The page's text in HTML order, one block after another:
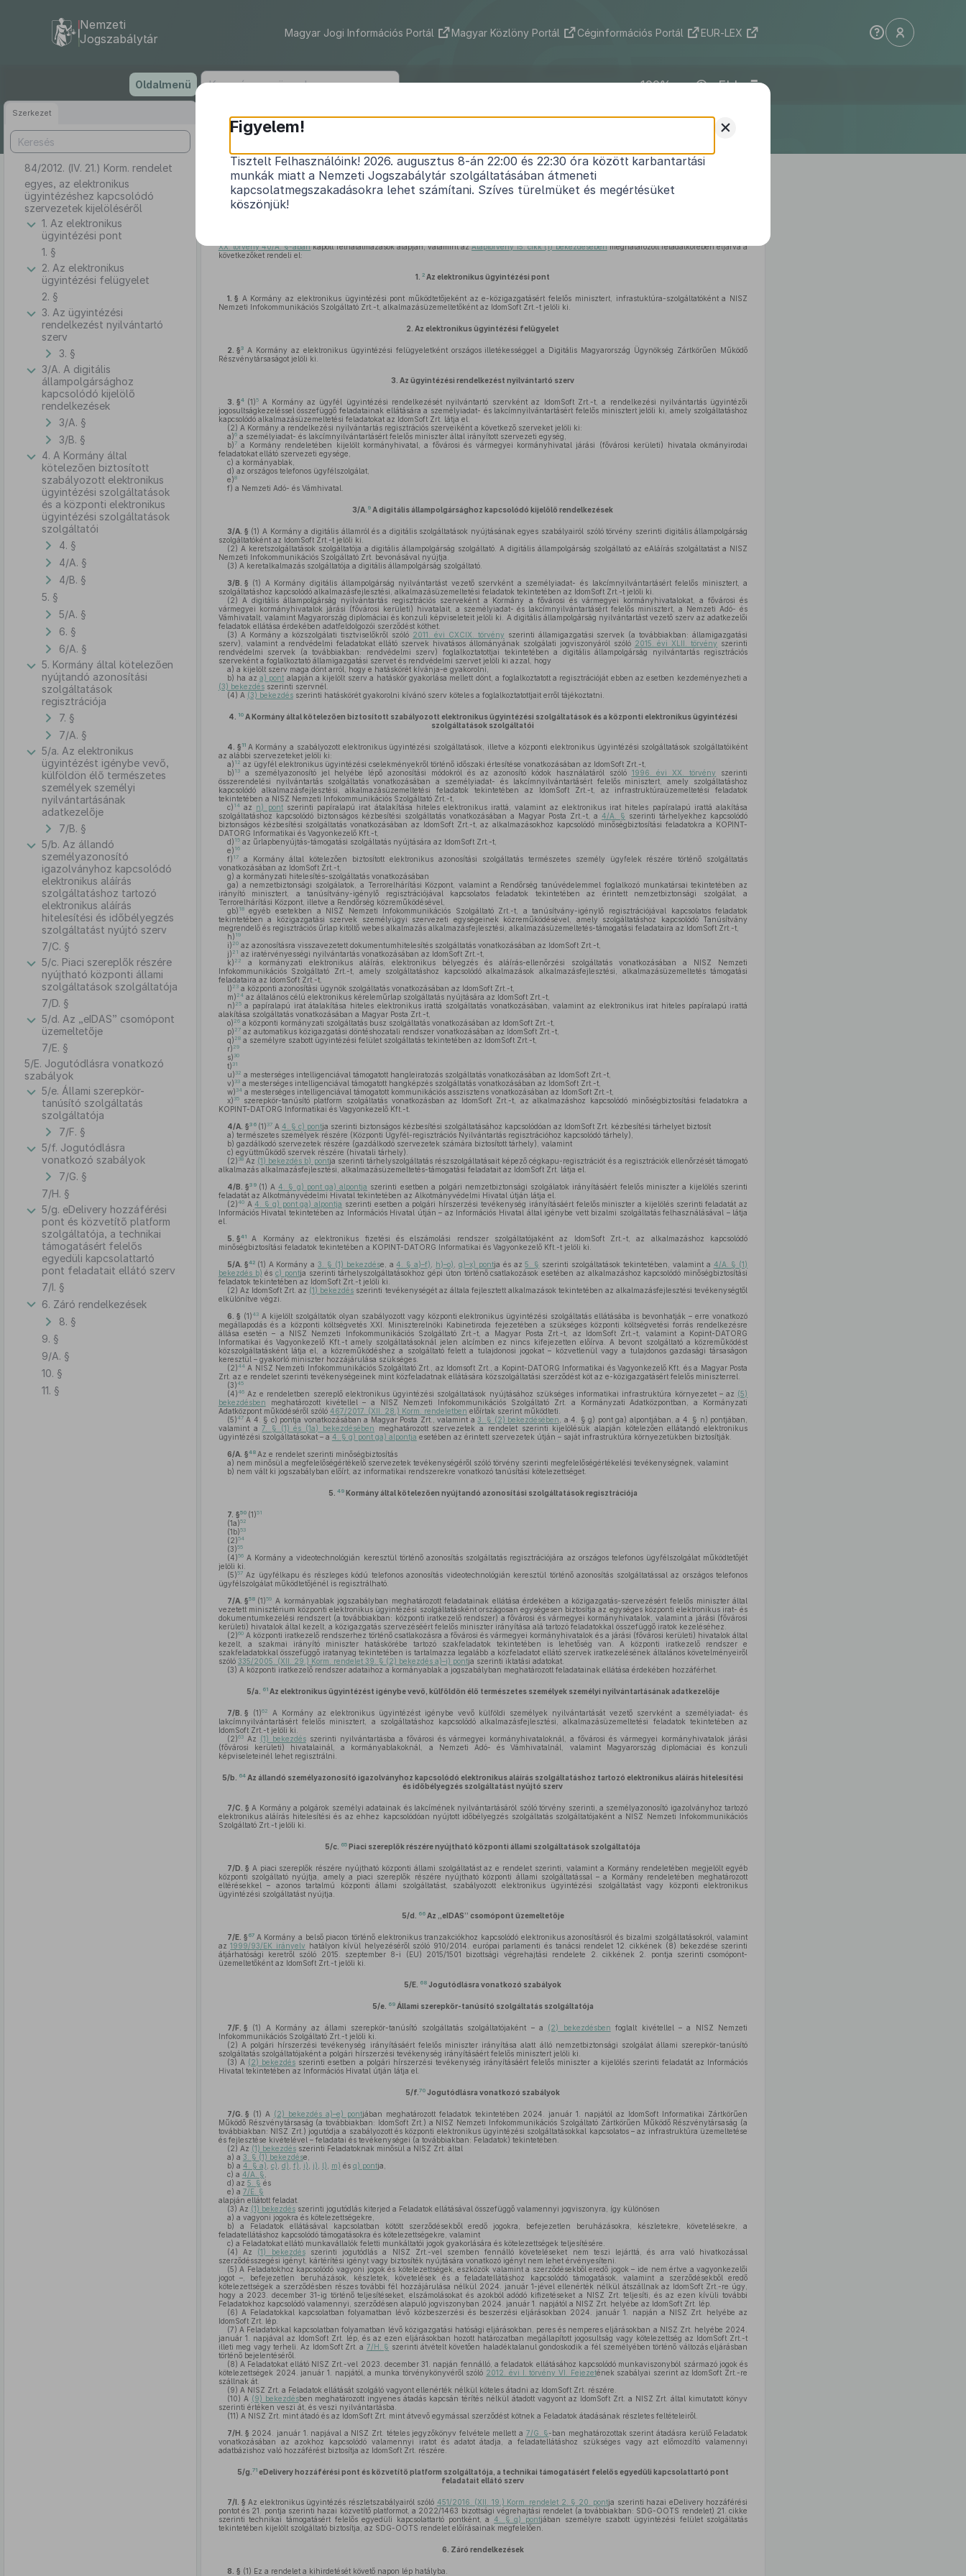
tartalomra
Nemzeti
Jogszabálytár
Magyar Jogi Információs Portál Magyar Közlöny Portál Céginformációs Portál EUR-LEX
Oldalmenü ELI
Szerkezet
84/2012. (IV. 21.) Korm. rendelet
egyes, az elektronikus
ügyintézéshez kapcsolódó
szervezetek kijelöléséről
1. Az elektronikus
ügyintézési pont
1. §
2. Az elektronikus
ügyintézési felügyelet
2. §
3. Az ügyintézési
rendelkezést nyilvántartó
szerv
3. §
3/A. A digitális
állampolgársághoz
kapcsolódó kijelölő
rendelkezések
3/A. §
3/B. §
4. A Kormány által
kötelezően biztosított
szabályozott elektronikus
ügyintézési szolgáltatások
és a központi elektronikus
ügyintézési szolgáltatások
szolgáltatói
4. §
4/A. §
4/B. §
5. §
5/A. §
6. §
6/A. §
5. Kormány által kötelezően
nyújtandó azonosítási
szolgáltatások
regisztrációja
7. §
7/A. §
5/a. Az elektronikus
ügyintézést igénybe vevő,
külföldön élő természetes
személyek személyi
nyilvántartásának
adatkezelője
7/B. §
5/b. Az állandó
személyazonosító
igazolványhoz kapcsolódó
elektronikus aláírás
szolgáltatáshoz tartozó
elektronikus aláírás
hitelesítési és időbélyegzés
szolgáltatást nyújtó szerv
7/C. §
5/c. Piaci szereplők részére
nyújtható központi állami
szolgáltatások szolgáltatója
7/D. §
5/d. Az „eIDAS” csomópont
üzemeltetője
7/E. §
5/E. Jogutódlásra vonatkozó
szabályok
5/e. Állami szerepkör-
tanúsító szolgáltatás
szolgáltatója
7/F. §
5/f. Jogutódlásra
vonatkozó szabályok
7/G. §
7/H. §
5/g. eDelivery hozzáférési
pont és közvetítő platform
szolgáltatója, a technikai
támogatásért felelős
egyedüli kapcsolattartó
pont feladatait ellátó szerv
7/I. §
6. Záró rendelkezések
8. §
9. §
9/A. §
10. §
11. §
84/2012. (IV. 21.) Korm. rendelet
egyes, az elektronikus ügyintézéshez kapcsolódó szervezetek kijelöléséről
Hatályos: 2024. 07. 01. – 2024. 11. 06.
XX. törvény 40/A. §-ábankapott felhatalmazások alapján, valamint azAlaptörvény 15. cikk (1) bekezdésébenmeghatározott feladatkörében eljárva a
következőket rendeli el:
1. 2 Az elektronikus ügyintézési pont
1. § A Kormány az elektronikus ügyintézési pont működtetőjeként az e-közigazgatásért felelős minisztert, infrastuktúra-szolgáltatóként a NISZ
Nemzeti Infokommunikációs Szolgáltató Zrt.-t, alkalmazásüzemeltetőként az IdomSoft Zrt.-t jelöli ki.
2. Az elektronikus ügyintézési felügyelet
2. §3 A Kormány az elektronikus ügyintézési felügyeletként országos illetékességgel a Digitális Magyarország Ügynökség Zártkörűen Működő
Részvénytársaságot jelöli ki.
3. Az ügyintézési rendelkezést nyilvántartó szerv
3. §4 (1)5 A Kormány az ügyfél ügyintézési rendelkezését nyilvántartó szervként az IdomSoft Zrt.-t, a rendelkezési nyilvántartás ügyintézői
jogosultságkezeléssel összefüggő feladatainak ellátására a személyiadat- és lakcímnyilvántartásért felelős minisztert jelöli ki, amely szolgáltatáshoz
kapcsolódó alkalmazásüzemeltetési feladatokat az IdomSoft Zrt. látja el.
(2) A Kormány a rendelkezési nyilvántartás regisztrációs szerveiként a következő szerveket jelöli ki:
a)6a személyiadat- és lakcímnyilvántartásért felelős miniszter által irányított szervezeti egység,
b)7a Kormány rendeletében kijelölt kormányhivatal, a fővárosi és vármegyei kormányhivatal járási (fővárosi kerületi) hivatala okmányirodai
feladatokat ellátó szervezeti egysége,
c) a kormányablak,
d) az országos telefonos ügyfélszolgálat,
e)8
f) a Nemzeti Adó- és Vámhivatal.
3/A. 9 A digitális állampolgársághoz kapcsolódó kijelölő rendelkezések
3/A. § (1) A Kormány a digitális államról és a digitális szolgáltatások nyújtásának egyes szabályairól szóló törvény szerinti digitális állampolgárság
szolgáltatóként az IdomSoft Zrt.-t jelöli ki.
(2) A keretszolgáltatások szolgáltatója a digitális állampolgárság szolgáltató. A digitális állampolgárság szolgáltató az eAláírás szolgáltatást a NISZ
Nemzeti Infokommunikációs Szolgáltató Zrt. bevonásával nyújtja.
(3) A keretalkalmazás szolgáltatója a digitális állampolgárság szolgáltató.
3/B. § (1) A Kormány digitális állampolgárság nyilvántartást vezető szervként a személyiadat- és lakcímnyilvántartásért felelős minisztert, a
szolgáltatáshoz kapcsolódó alkalmazásfejlesztési, alkalmazásüzemeltetési feladatok tekintetében az IdomSoft Zrt.-t jelöli ki.
(2) A digitális állampolgárság nyilvántartás regisztrációs szerveként a Kormány a fővárosi és vármegyei kormányhivatalokat, a fővárosi és
vármegyei kormányhivatalok járási (fővárosi kerületi) hivatalait, a személyiadat- és lakcímnyilvántartásért felelős minisztert, a Nemzeti Adó- és
Vámhivatalt, valamint Magyarország diplomáciai és konzuli képviseleteit jelöli ki. A digitális állampolgárság nyilvántartást vezető szerv az adatkezelői
feladatok ellátása érdekében adatfeldolgozói szerződést köthet.
(3) A Kormány a közszolgálati tisztviselőkről szóló 2011. évi CXCIX. törvény szerinti államigazgatási szervek (a továbbiakban: államigazgatási
szerv), valamint a rendvédelmi feladatokat ellátó szervek hivatásos állományának szolgálati jogviszonyáról szóló 2015. évi XLII. törvény szerinti
rendvédelmi szervek (a továbbiakban: rendvédelmi szerv) foglalkoztatottjai tekintetében a digitális állampolgárság nyilvántartás regisztrációs
szerveként a foglalkoztató államigazgatási szervet és rendvédelmi szervet jelöli ki azzal, hogy
a) a kijelölt szerv maga dönt arról, hogy e hatáskörét kívánja-e gyakorolni,
b) ha az a) pont alapján a kijelölt szerv a hatáskör gyakorlása mellett dönt, a foglalkoztatott a regisztrációját ebben az esetben kezdeményezheti a
(3) bekezdésszerinti szervnél.
(4) A (3) bekezdésszerinti hatáskörét gyakorolni kívánó szerv köteles a foglalkoztatottjait erről tájékoztatni.
4. 10A Kormány által kötelezően biztosított szabályozott elektronikus ügyintézési szolgáltatások és a központi elektronikus ügyintézési
szolgáltatások szolgáltatói
4. § 11 A Kormány a szabályozott elektronikus ügyintézési szolgáltatások, illetve a központi elektronikus ügyintézési szolgáltatások szolgáltatóiként
az alábbi szervezeteket jelöli ki:
a) 12 az ügyfél elektronikus ügyintézési cselekményekről történő időszaki értesítése vonatkozásában az IdomSoft Zrt.-t,
b) 13a személyazonosító jel helyébe lépő azonosítási módokról és az azonosító kódok használatáról szóló 1996. évi XX. törvény
szerinti
összerendelési nyilvántartás szolgáltatás vonatkozásában a személyiadat- és lakcímnyilvántartásért felelős minisztert, amely szolgáltatáshoz
kapcsolódó alkalmazásfejlesztési, alkalmazásüzemeltetési feladatok tekintetében az IdomSoft Zrt.-t, az infrastruktúraüzemeltetési feladatok
tekintetében a NISZ Nemzeti Infokommunikációs Szolgáltató Zrt.-t,
c) 14az n) pontszerinti papíralapú irat átalakítása hiteles elektronikus irattá, valamint az elektronikus irat hiteles papíralapú irattá alakítása
szolgáltatáshoz kapcsolódó biztonságos kézbesítési szolgáltatás vonatkozásában a Magyar Posta Zrt.-t, a4/A. § szerinti tárhelyekhez kapcsolódó
biztonságos kézbesítési szolgáltatás vonatkozásában az IdomSoft Zrt.-t, az alkalmazásokhoz kapcsolódó minőségbiztosítási feladatokra a KOPINT-
DATORG Informatikai és Vagyonkezelő Kft.-t,
d) 15az űrlapbenyújtás-támogatási szolgáltatás nyújtására az IdomSoft Zrt.-t,
e) 16
f) 17a Kormány által kötelezően biztosított elektronikus azonosítási szolgáltatás természetes személy ügyfelek részére történő szolgáltatás
vonatkozásában az IdomSoft Zrt.-t,
g) a kormányzati hitelesítés-szolgáltatás vonatkozásában
ga) a nemzetbiztonsági szolgálatok, a Terrorelhárítási Központ, valamint a Rendőrség tanúvédelemmel foglalkozó munkatársai tekintetében az
irányító minisztert, a tanúsítvány-igénylő regisztrációjával kapcsolatos feladatok tekintetében az érintett nemzetbiztonsági szolgálat, a
Terrorelhárítási Központ, illetve a Rendőrség közreműködésével,
gb) 18egyéb esetekben a NISZ Nemzeti Infokommunikációs Szolgáltató Zrt.-t, a tanúsítvány-igénylő regisztrációjával kapcsolatos feladatok
tekintetében a közigazgatási szervek személyügyi szervezeti egységeinek közreműködésével, amely szolgáltatáshoz kapcsolódó Tanúsítvány
megrendelő és regisztrációs űrlap kitöltő webes alkalmazás alkalmazásfejlesztési, alkalmazásüzemeltetés-támogatási feladataira az IdomSoft Zrt.-t,
h) 19
i) 20az azonosításra visszavezetett dokumentumhitelesítés szolgáltatás vonatkozásában az IdomSoft Zrt.-t,
j) 21 az iratérvényességi nyilvántartás vonatkozásában az IdomSoft Zrt.-t,
k) 22
a kormányzati elektronikus aláírás, elektronikus bélyegzés és aláírás-ellenőrzési szolgáltatás vonatkozásában a NISZ Nemzeti
Infokommunikációs Szolgáltató Zrt.-t, amely szolgáltatáshoz kapcsolódó alkalmazások alkalmazásfejlesztési, alkalmazásüzemeltetés támogatási
feladataira az IdomSoft Zrt.-t,
l) 23a központi azonosítási ügynök szolgáltatás vonatkozásában az IdomSoft Zrt.-t,
m) 24az általános célú elektronikus kéreleműrlap szolgáltatás nyújtására az IdomSoft Zrt.-t,
n) 25a papíralapú irat átalakítása hiteles elektronikus irattá szolgáltatás vonatkozásában, valamint az elektronikus irat hiteles papíralapú irattá
alakítása szolgáltatás vonatkozásában a Magyar Posta Zrt.-t,
o) 26a központi kormányzati szolgáltatás busz szolgáltatás vonatkozásában az IdomSoft Zrt.-t,
p) 27az automatikus közigazgatási döntéshozatali rendszer vonatkozásában az IdomSoft Zrt.-t,
q) 28a személyre szabott ügyintézési felület szolgáltatás tekintetében az IdomSoft Zrt.-t,
r) 29
s) 30
t) 31
u) 32 a mesterséges intelligenciával támogatott hangleiratozás szolgáltatás vonatkozásában az IdomSoft Zrt.-t,
v) 33a mesterséges intelligenciával támogatott hangképzés szolgáltatás vonatkozásában az IdomSoft Zrt.-t,
w) 34a mesterséges intelligenciával támogatott kommunikációs asszisztens vonatkozásában az IdomSoft Zrt.-t,
x) 35szerepkör-tanúsító platform szolgáltatás vonatkozásban az IdomSoft Zrt.-t, az alkalmazáshoz kapcsolódó minőségbiztosítási feladatokra a
KOPINT-DATORG Informatikai és Vagyonkezelő Kft.-t.
4/A. §36 (1) 37A 4. § c) pontja szerinti biztonságos kézbesítési szolgáltatásához kapcsolódóan az IdomSoft Zrt. kézbesítési tárhelyet biztosít
a) természetes személyek részére (Központi Ügyfél-regisztrációs Nyilvántartás regisztrációhoz kapcsolódó tárhely),
b) gazdálkodó szervezetek részére (gazdálkodó szervezetek számára biztosított tárhely), valamint
c) együttműködő szervek részére (hivatali tárhely).
(2) 38Az (1) bekezdés b) pontja szerinti tárhelyszolgáltatás részszolgáltatásait képező cégkapu-regisztrációt és a regisztrációk ellenőrzését támogató
alkalmazás alkalmazásfejlesztési, alkalmazásüzemeltetés-támogatási feladatait az IdomSoft Zrt. látja el.
4/B. §39 (1) A4. § g) pont ga) alpontja szerinti esetben a polgári nemzetbiztonsági szolgálatok irányításáért felelős miniszter a kijelölés szerinti
feladatát az Alkotmányvédelmi Hivatal tekintetében az Alkotmányvédelmi Hivatal útján látja el.
(2)40A4. § g) pont ga) alpontja szerinti esetben a polgári hírszerzési tevékenység irányításáért felelős miniszter a kijelölés szerinti feladatát az
Információs Hivatal tekintetében az Információs Hivatal útján – az Információs Hivatal által igénybe vett bizalmi szolgáltatás felhasználásával – látja
el.
5. §41
A Kormány az elektronikus fizetési és elszámolási rendszer szolgáltatójaként az IdomSoft Zrt.-t, az alkalmazáshoz kapcsolódó
minőségbiztosítási feladatok tekintetében a KOPINT-DATORG Informatikai és Vagyonkezelő Kft.-t jelöli ki.
5/A. §42 (1) A Kormány a3. § (1) bekezdése, a4. § a)–f) h)–o) q)–x) pontja és az5. § szerinti szolgáltatások tekintetében, valamint a 4/A. § (1)
bekezdés b) ésc) pontja szerinti tárhelyszolgáltatásokhoz gépi úton történő csatlakozások esetében az alkalmazáshoz kapcsolódó minőségbiztosítási
feladatok tekintetében az IdomSoft Zrt.-t jelöli ki.
(2) Az IdomSoft Zrt. az (1) bekezdés szerinti tevékenységét az általa fejlesztett alkalmazások tekintetében az alkalmazásfejlesztési tevékenységtől
elkülönítve végzi.
6. § (1)43A kijelölt szolgáltatók olyan szabályozott vagy központi elektronikus ügyintézési szolgáltatás ellátásába is bevonhatják – erre vonatkozó
megállapodás és a központi költségvetés XXI. Miniszterelnöki Kabinetiroda fejezetében a szükséges központi költségvetési forrás rendelkezésre
állása esetén – a NISZ Nemzeti Infokommunikációs Szolgáltató Zrt.-t, a Magyar Posta Zrt.-t, az IdomSoft Zrt.-t, valamint a Kopint-DATORG
Informatikai és Vagyonkezelő Kft.-t amely szolgáltatásoknál jelen alcímben ez nincs kifejezetten előírva. A bevont szolgáltató a közreműködést
közszolgáltatásként látja el, a közreműködéshez a szolgáltató felett a tulajdonosi jogokat – közvetlenül vagy a tulajdonos gazdasági társaságon
keresztül – gyakorló miniszter hozzájárulása szükséges.
(2)44A NISZ Nemzeti Infokommunikációs Szolgáltató Zrt., az Idomsoft Zrt., a Kopint-DATORG Informatikai és Vagyonkezelő Kft. és a Magyar Posta
Zrt. az e rendelet szerinti tevékenységeinek mint közfeladatnak ellátására közszolgáltatási szerződést köt az e-közigazgatásért felelős miniszterrel.
(3)45
(4)46Az e rendeletben szereplő elektronikus ügyintézési szolgáltatások nyújtásához szükséges informatikai infrastruktúra környezetet – az (5)
bekezdésben meghatározott kivétellel – a NISZ Nemzeti Infokommunikációs Szolgáltató Zrt. a Kormányzati Adatközpontban, a Kormányzati
Adatközpont működéséről szóló 467/2017. (XII. 28.) Korm. rendeletben előírtak szerint működteti.
(5)47A 4. § c) pontja vonatkozásában a Magyar Posta Zrt., valamint a3. § (2) bekezdésében , a 4. § g) pont ga) alpontjában, a 4. § n) pontjában,
valamint a7. § (1) és (1a) bekezdésében meghatározott szervezetek a rendelet szerinti kijelölésük alapján kötelezően ellátandó elektronikus
ügyintézési szolgáltatásokat – a 4. § g) pont ga) alpontja esetében az érintett szervezetek útján – saját infrastruktúra környezetükben biztosítják.
6/A. §48 Az e rendelet szerinti minőségbiztosítás
a) nem minősül a megfelelőségértékelő szervezetek tevékenységéről szóló törvény szerinti megfelelőségértékelési tevékenységnek, valamint
b) nem vált ki jogszabályban előírt, az informatikai rendszerekre vonatkozó tanúsítási kötelezettséget.
5. 49Kormány által kötelezően nyújtandó azonosítási szolgáltatások regisztrációja
7. §50 (1)51
(1a)52
(1b)53
(2)54
(3)55
(4)56A Kormány a videotechnológián keresztül történő azonosítás szolgáltatás regisztrációjára az országos telefonos ügyfélszolgálat működtetőjét
jelöli ki.
(5)57Az ügyfélkapu és részleges kódú telefonos azonosítás videotechnológián keresztül történő azonosítás szolgáltatással az országos telefonos
ügyfélszolgálat működtetőjénél is regisztrálható.
7/A. §58 (1)59 A kormányablak jogszabályban meghatározott feladatainak ellátása érdekében a közigazgatás-szervezésért felelős miniszter által
vezetett minisztérium központi elektronikus ügyintézési szolgáltatásként országosan egységesen biztosítja az egységes központi elektronikus irat- és
dokumentumkezelési rendszert (a továbbiakban: központi iratkezelő rendszer) a fővárosi és vármegyei kormányhivatalok, valamint a járási (fővárosi
kerületi) hivatalok által kezelt, a közigazgatás szervezéséért felelős miniszter irányítása alá tartozó feladatokkal összefüggő iratok kezeléséhez.
(2)60A központi iratkezelő rendszerhez történő csatlakozásra a fővárosi és vármegyei kormányhivatalok és a járási (fővárosi kerületi) hivatalok által
kezelt, a szakmai irányító miniszter hatáskörébe tartozó szakfeladatok tekintetében is lehetőség van. A központi iratkezelő rendszer e
szakfeladatokkal összefüggő iratanyag tekintetében is tartalmazza legalább a közfeladatot ellátó szervek iratkezelésének általános követelményeiről
szóló 335/2005. (XII. 29.) Korm. rendelet 39. § (2) bekezdés a)–i) pontja szerinti iktatási adatokat.
(3) A központi iratkezelő rendszer adataihoz a kormányablak a jogszabályban meghatározott feladatainak ellátása érdekében hozzáférhet.
5/a. 61Az elektronikus ügyintézést igénybe vevő, külföldön élő természetes személyek személyi nyilvántartásának adatkezelője
7/B. § (1)62
A Kormány az elektronikus ügyintézést igénybe vevő külföldi személyek nyilvántartását vezető szervként a személyiadat- és
lakcímnyilvántartásért felelős minisztert, a szolgáltatáshoz kapcsolódó alkalmazásfejlesztési, alkalmazásüzemeltetési feladatok tekintetében az
IdomSoft Zrt.-t jelöli ki.
(2)63Az (1) bekezdésszerinti nyilvántartásba a fővárosi és vármegyei kormányhivataloknál, a fővárosi és vármegyei kormányhivatalok járási
(fővárosi kerületi) hivatalainál, a kormányablakoknál, a Nemzeti Adó- és Vámhivatalnál, valamint Magyarország diplomáciai és konzuli
képviseleteinél lehet regisztrálni.
5/b. 64 Az állandó személyazonosító igazolványhoz kapcsolódó elektronikus aláírás szolgáltatáshoz tartozó elektronikus aláírás hitelesítési
és időbélyegzés szolgáltatást nyújtó szerv
7/C. § A Kormány a polgárok személyi adatainak és lakcímének nyilvántartásáról szóló törvény szerinti, a személyazonosító igazolványhoz tartozó
elektronikus aláírás hitelesítési és az ehhez kapcsolódóan nyújtott időbélyegzés szolgáltatás szolgáltatójaként a NISZ Nemzeti Infokommunikációs
Szolgáltató Zrt.-t jelöli ki.
5/c. 65 Piaci szereplők részére nyújtható központi állami szolgáltatások szolgáltatója
7/D. § A piaci szereplők részére nyújtható központi állami szolgáltatást az e rendelet szerinti, valamint a Kormány rendeletében megjelölt egyéb
központi szolgáltató nyújtja, amely a piaci szereplők részére nyújtható központi állami szolgáltatással – a Kormány rendeletében meghatározott
eltérésekkel – azonos tartalmú központi állami szolgáltatást, szabályozott elektronikus ügyintézési szolgáltatást vagy központi elektronikus
ügyintézési szolgáltatást nyújtja.
5/d. 66Az „eIDAS” csomópont üzemeltetője
7/E. § 67 A Kormány a belső piacon történő elektronikus tranzakciókhoz kapcsolódó elektronikus azonosításról és bizalmi szolgáltatásokról, valamint
az1999/93/EK irányelv hatályon kívül helyezéséről szóló 910/2014. európai parlamenti és tanácsi rendelet 12. cikkének (8) bekezdése szerinti
átjárhatósági keretről szóló 2015. szeptember 8-i (EU) 2015/1501 bizottsági végrehajtási rendelete 2. cikkének 2. pontja szerinti csomópont-
üzemeltetőként az IdomSoft Zrt.-t jelöli ki.
5/E. 68 Jogutódlásra vonatkozó szabályok
5/e. 69Állami szerepkör-tanúsító szolgáltatás szolgáltatója
7/F. § (1) A Kormány az állami szerepkör-tanúsító szolgáltatás szolgáltatójaként – a (2) bekezdésben foglalt kivétellel – a NISZ Nemzeti
Infokommunikációs Szolgáltató Zrt.-t jelöli ki.
(2) A polgári hírszerzési tevékenység irányításáért felelős miniszter irányítása alatt álló nemzetbiztonsági szolgálat állami szerepkör-tanúsító
szolgáltatás szolgáltatójaként a polgári hírszerzési tevékenység irányításáért felelős minisztert jelöli ki.
(3) A (2) bekezdés szerinti esetben a polgári hírszerzési tevékenység irányításáért felelős miniszter a kijelölés szerinti feladatát az Információs
Hivatal tekintetében az Információs Hivatal útján látja el.
5/f.70 Jogutódlásra vonatkozó szabályok
7/G. § (1) A (2) bekezdés a)–e) pontjában meghatározott feladatok tekintetében 2024. január 1. napjától az IdomSoft Informatikai Zártkörűen
Működő Részvénytársaság (a továbbiakban: IdomSoft Zrt.) a NISZ Nemzeti Infokommunikációs Szolgáltató Zártkörűen Működő Részvénytársaság (a
továbbiakban: NISZ Zrt.) jogutódja a szabályozott és központi elektronikus ügyintézési szolgáltatásokkal kapcsolatos – az infrastruktúra üzemeltetése
és fejlesztése kivételével – feladatai és tevékenységei (a továbbiakban: Feladatok) tekintetében.
(2) Az (1) bekezdésszerinti Feladatoknak minősül a NISZ Zrt. által
a) a 3. § (1) bekezdése,
b) a 4. § a) c) d) f) i) j) l) m) és q) pontja,
c) a 4/A. §
d) az 5. § és
e) a 7/E. §
alapján ellátott feladat.
(3) Az (1) bekezdésszerinti jogutódlás kiterjed a Feladatok ellátásával összefüggő valamennyi jogviszonyra, így különösen
a) a vagyoni jogokra és kötelezettségekre,
b) a Feladatok ellátásával kapcsolatban kötött szerződésekből eredő jogokra, befejezetlen beruházásokra, készletekre, követelésekre, a
feladatellátáshoz kapcsolódó támogatásokra és kötelezettségekre, valamint
c) a Feladatokat ellátó munkavállalók feletti munkáltatói jogok gyakorlására és kötelezettségek teljesítésére.
(4) Az (1) bekezdésszerinti jogutódlás a NISZ Zrt.-vel szemben fennálló követeléseket nem teszi lejárttá, és arra való hivatkozással
szerződésszegési igényt, kártérítési igényt vagy biztosíték nyújtására vonatkozó igényt nem lehet érvényesíteni.
(5) A Feladatokhoz kapcsolódó vagyoni jogok és kötelezettségek, eszközök valamint a szerződésekből eredő jogok – ide nem értve a vagyonkezelői
jogot –, befejezetlen beruházások, készletek, követelések és a feladatellátáshoz kapcsolódó támogatások, valamint a szerződésekből eredő
kötelezettségek a szerződésben részes további fél hozzájárulása nélkül 2024. január 1-jével ellenérték nélkül átszállnak az IdomSoft Zrt.-re úgy,
hogy a 2023. december 31-ig történő teljesítéseket, elszámolásokat és azokból adódó kifizetéseket a NISZ Zrt. teljesíti, és az ezen kívüli további
Feladatokhoz kapcsolódó valamennyi, szerződésen alapuló jogviszonyban 2024. január 1. napjától a NISZ Zrt. helyébe az IdomSoft Zrt. lép.
(6) A Feladatokkal kapcsolatban folyamatban lévő közbeszerzési és beszerzési eljárásokban 2024. január 1. napján a NISZ Zrt. helyébe az
IdomSoft Zrt. lép.
(7) A Feladatokkal kapcsolatban folyamatban lévő közigazgatási hatósági eljárásokban, peres és nemperes eljárásokban a NISZ Zrt. helyébe 2024.
január 1. napjával az IdomSoft Zrt. lép, és az ezen eljárásokban hozott határozatban megállapított jogosultság vagy kötelezettség az IdomSoft Zrt.-t
illeti meg vagy terheli. Az IdomSoft Zrt. a 7/H. § szerinti átvételt követően haladéktalanul gondoskodik a fél személyében történő változás eljárásban
történő bejelentéséről.
(8) A Feladatokat ellátó NISZ Zrt.-vel 2023. december 31. napján fennálló, a feladatok ellátásához kapcsolódó munkaviszonyból származó jogok és
kötelezettségek 2024. január 1. napjától, a munka törvénykönyvéről szóló 2012. évi I. törvény VI. Fejezetének szabályai szerint az IdomSoft Zrt.-re
szállnak át.
(9) A NISZ Zrt. a Feladatok ellátását szolgáló vagyont ellenérték nélkül köteles átadni az IdomSoft Zrt. részére.
(10) A (9) bekezdésben meghatározott ingyenes átadás kapcsán térítés nélkül átadott vagyont az IdomSoft Zrt. a NISZ Zrt. által kimutatott könyv
szerinti értéken veszi át, és veszi nyilvántartásba.
(11) A NISZ Zrt. mint átadó és az IdomSoft Zrt. mint átvevő egymással szerződést kötnek a Feladatok átadásának részletes feltételeiről.
7/H. § 2024. január 1. napjával a NISZ Zrt. tételes jegyzőkönyv felvétele mellett a 7/G. §-ban meghatározottak szerint átadásra kerülő Feladatok
vonatkozásában az azokhoz kapcsolódó valamennyi iratot és adatot átadja, a feladatellátáshoz szükséges vagy azt előmozdító valamennyi
adatbázishoz való hozzáférést biztosítja az IdomSoft Zrt. részére.
5/g. 71 eDeliveryhozzáférési pont ésközvetítő platform szolgáltatója, a technikai támogatásért felelősegyedüli kapcsolattartó pont
feladatait ellátó szerv
7/I. § Az elektronikus ügyintézés részletszabályairól szóló 451/2016. (XII. 19.) Korm. rendelet 2. § 20. pontja szerinti hazai eDelivery hozzáférési
pontot és 21. pontja szerinti hazai közvetítő platformot, a 2022/1463 bizottsági végrehajtási rendelet (a továbbiakban: SDG-OOTS rendelet) 21. cikke
szerinti technikai támogatásért felelős egyedüli kapcsolattartó pontként, a 4. § q) pontjában személyre szabott ügyintézési felület szolgáltatás
tekintetében kijelölt szolgáltató biztosítja, az SDG-OOTS rendelet előírásainak megfelelően.
6. Záró rendelkezések
8. § (1) Ez a rendelet a kihirdetését követő napon lép hatályba.
+
Figyelem!
Tisztelt Felhasználóink! 2026. augusztus 8-án 22:00 és 22:30 óra között karbantartási
munkák miatt a Nemzeti Jogszabálytár szolgáltatásában átmeneti
kapcsolatmegszakadásokra lehet számítani. Szíves türelmüket és megértésüket
köszönjük!